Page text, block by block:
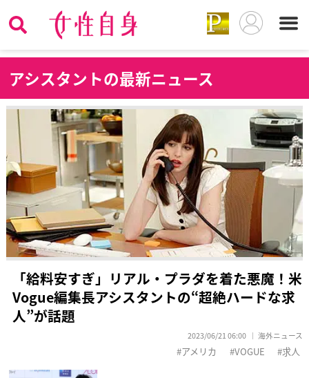
アシスタントの最新ニュース
「給料安すぎ」リアル・プラダを着た悪魔！米
Vogue編集長アシスタントの“超絶ハードな求
人”が話題
2023/06/21 06:00 海外ニュース
アメリカ VOGUE 求人